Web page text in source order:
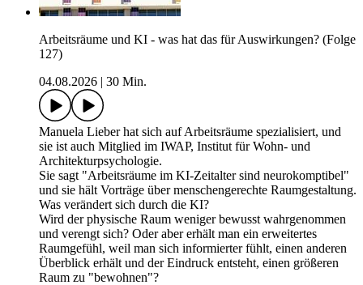
Arbeitsräume und KI - was hat das für Auswirkungen? (Folge
127)
04.08.2026 | 30 Min.
Manuela Lieber hat sich auf Arbeitsräume spezialisiert, und
sie ist auch Mitglied im IWAP, Institut für Wohn- und
Architekturpsychologie.
Sie sagt "Arbeitsräume im KI-Zeitalter sind neurokomptibel"
und sie hält Vorträge über menschengerechte Raumgestaltung.
Was verändert sich durch die KI?
Wird der physische Raum weniger bewusst wahrgenommen
und verengt sich? Oder aber erhält man ein erweitertes
Raumgefühl, weil man sich informierter fühlt, einen anderen
Überblick erhält und der Eindruck entsteht, einen größeren
Raum zu "bewohnen"?